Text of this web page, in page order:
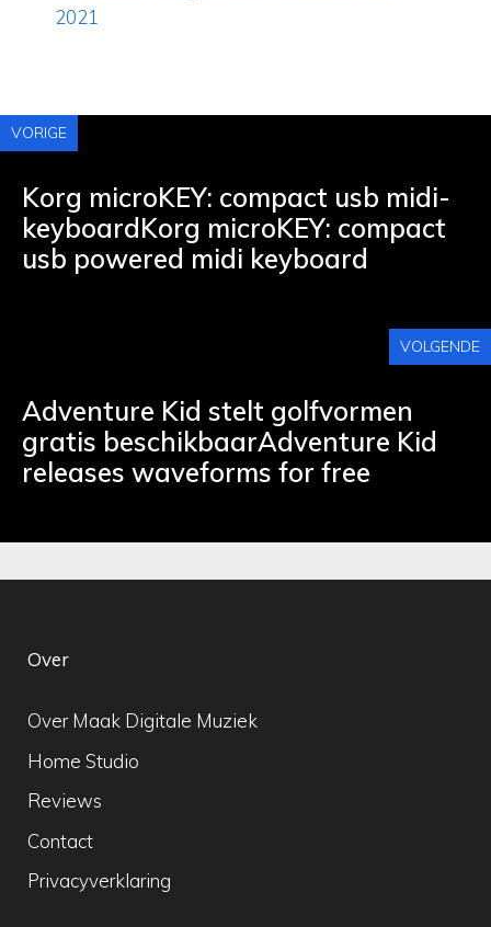
2021
VORIGE
Korg microKEY: compact usb midi-
keyboardKorg microKEY: compact
usb powered midi keyboard
VOLGENDE
Adventure Kid stelt golfvormen
gratis beschikbaarAdventure Kid
releases waveforms for free
Over
Over Maak Digitale Muziek
Home Studio
Reviews
Contact
Privacyverklaring